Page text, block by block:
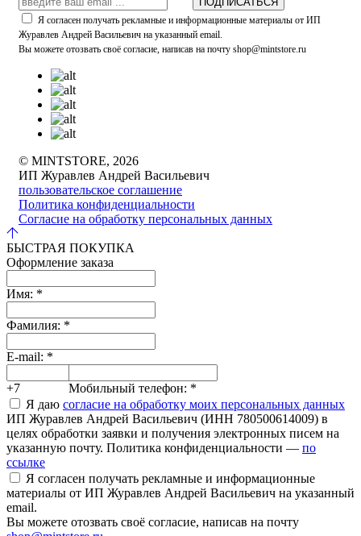
Я согласен получать рекламные и информационные материалы от ИП
Журавлев Андрей Васильевич на указанный email.
Вы можете отозвать своё согласие, написав на почту shop@mintstore.ru
© MINTSTORE, 2026
ИП Журавлев Андрей Васильевич
пользовательское соглашение
Политика конфиденциальности
Согласие на обработку персональных данных
БЫСТРАЯ ПОКУПКА
Оформление заказа
Имя: *
Фамилия: *
E-mail: *
+7 Мобильный телефон: *
Я даю согласие на обработку моих персональных данных
ИП Журавлев Андрей Васильевич (ИНН 780500614009) в
целях обработки заявки и получения электронных писем на
указанную почту. Политика конфиденциальности — по
ссылке
Я согласен получать рекламные и информационные
материалы от ИП Журавлев Андрей Васильевич на указанный
email.
Вы можете отозвать своё согласие, написав на почту